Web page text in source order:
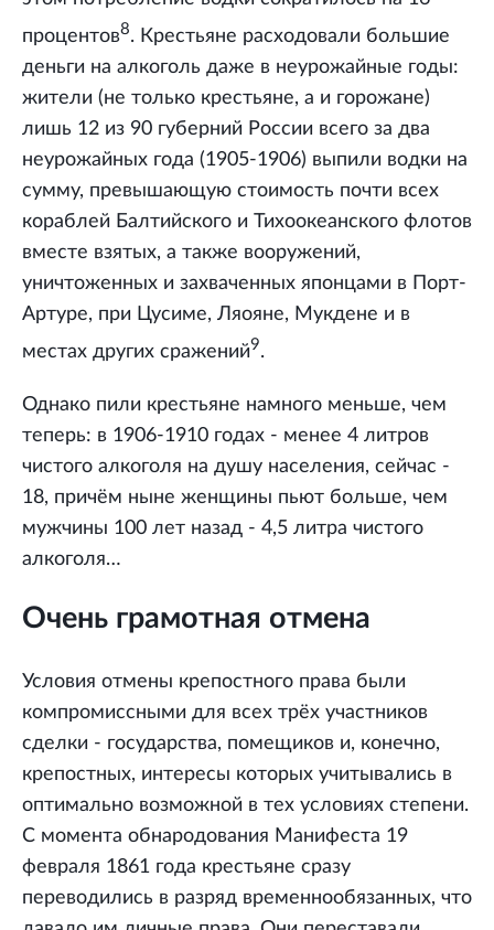
процентов8. Крестьяне расходовали большие
деньги на алкоголь даже в неурожайные годы:
жители (не только крестьяне, а и горожане)
лишь 12 из 90 губерний России всего за два
неурожайных года (1905-1906) выпили водки на
сумму, превышающую стоимость почти всех
кораблей Балтийского и Тихоокеанского флотов
вместе взятых, а также вооружений,
уничтоженных и захваченных японцами в Порт-
Артуре, при Цусиме, Ляояне, Мукдене и в
местах других сражений9.
Однако пили крестьяне намного меньше, чем
теперь: в 1906-1910 годах - менее 4 литров
чистого алкоголя на душу населения, сейчас -
18, причём ныне женщины пьют больше, чем
мужчины 100 лет назад - 4,5 литра чистого
алкоголя…
Очень грамотная отмена
Условия отмены крепостного права были
компромиссными для всех трёх участников
сделки - государства, помещиков и, конечно,
крепостных, интересы которых учитывались в
оптимально возможной в тех условиях степени.
С момента обнародования Манифеста 19
февраля 1861 года крестьяне сразу
переводились в разряд временнообязанных, что